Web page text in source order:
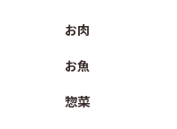
お肉
お魚
惣菜